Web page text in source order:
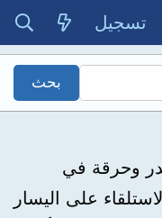
تسجيل
وحرقة في
على اليسار